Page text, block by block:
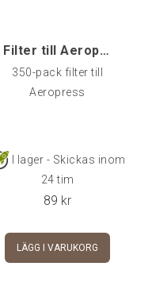
Filter till Aeropress 350 st
350-pack filter till
Aeropress
I lager - Skickas inom
24 tim
89 kr
LÄGG I VARUKORG